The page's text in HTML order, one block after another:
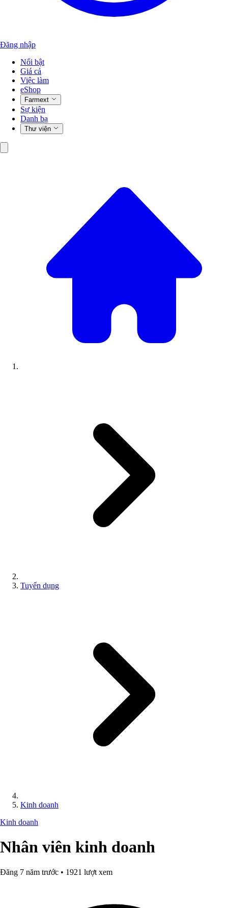
Đăng nhập
Nổi bật
Giá cả
Việc làm
eShop
Farmext
Sự kiện
Danh bạ
Thư viện
Tuyển dụng
Kinh doanh
Kinh doanh
Nhân viên kinh doanh
Đăng 7 năm trước • 1921 lượt xem